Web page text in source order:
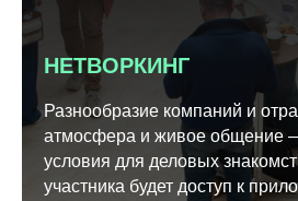
НЕТВОРКИНГ
Разнообразие компаний и
атмосфера и живое общение
условия для деловых
участника будет доступ к